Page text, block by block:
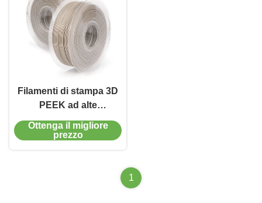
Filamenti di stampa 3D
PEEK ad alte
prestazioni da 1,75 mm
Ottenga il migliore
prezzo
1